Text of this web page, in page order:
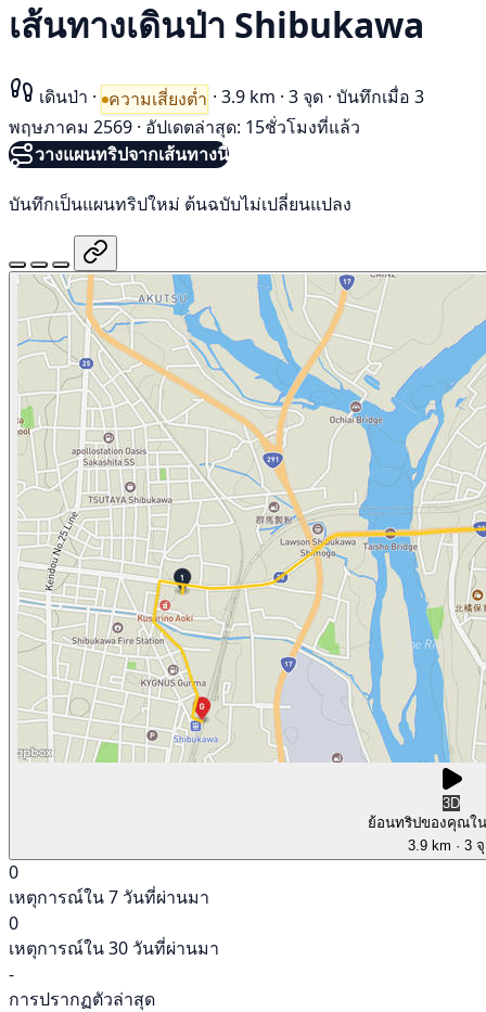
เส้นทางเดินป่า Shibukawa
เดินป่า · ความเสี่ยงต่ำ · 3.9 km · 3 จุด · บันทึกเมื่อ 3
พฤษภาคม 2569 · อัปเดตล่าสุด: 15ชั่วโมงที่แล้ว
วางแผนทริปจากเส้นทางนี้
บันทึกเป็นแผนทริปใหม่ ต้นฉบับไม่เปลี่ยนแปลง
3D
ย้อนทริปของคุณใ
3.9 km · 3
0
เหตุการณ์ใน 7 วันที่ผ่านมา
0
เหตุการณ์ใน 30 วันที่ผ่านมา
-
การปรากฏตัวล่าสุด